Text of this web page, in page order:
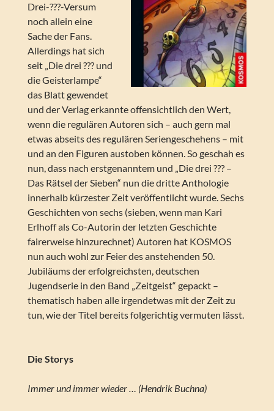
Drei-???-Versum
noch allein eine
Sache der Fans.
Allerdings hat sich
seit „Die drei ??? und
die Geisterlampe“
das Blatt gewendet
und der Verlag erkannte offensichtlich den Wert,
wenn die regulären Autoren sich – auch gern mal
etwas abseits des regulären Seriengeschehens – mit
und an den Figuren austoben können. So geschah es
nun, dass nach erstgenanntem und „Die drei ??? –
Das Rätsel der Sieben“ nun die dritte Anthologie
innerhalb kürzester Zeit veröffentlicht wurde. Sechs
Geschichten von sechs (sieben, wenn man Kari
Erlhoff als Co-Autorin der letzten Geschichte
fairerweise hinzurechnet) Autoren hat KOSMOS
nun auch wohl zur Feier des anstehenden 50.
Jubiläums der erfolgreichsten, deutschen
Jugendserie in den Band „Zeitgeist“ gepackt –
thematisch haben alle irgendetwas mit der Zeit zu
tun, wie der Titel bereits folgerichtig vermuten lässt.
Die Storys
Immer und immer wieder … (Hendrik Buchna)